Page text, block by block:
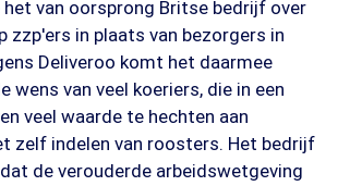
het van oorsprong Britse bedrijf over
zzp'ers in plaats van bezorgers in
Deliveroo komt het daarmee
wens van veel koeriers, die in een
veel waarde te hechten aan
zelf indelen van roosters. Het bedrijf
de verouderde arbeidswetgeving